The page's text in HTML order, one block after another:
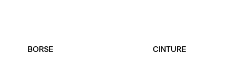
BORSE CINTURE